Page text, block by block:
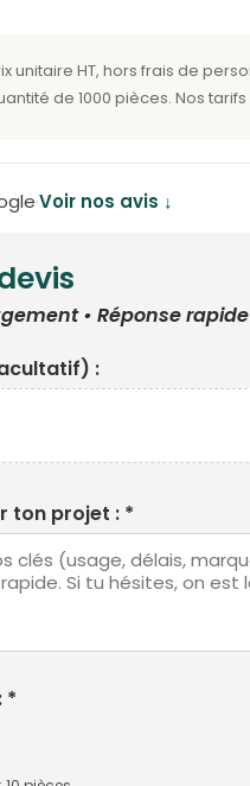
·Voir nos avis ↓
• Réponse rapide
:
ton projet : *
*